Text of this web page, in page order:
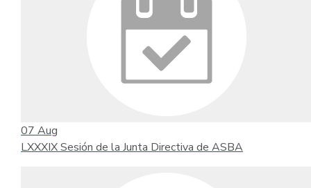
07 Aug
LXXXIX Sesión de la Junta Directiva de ASBA